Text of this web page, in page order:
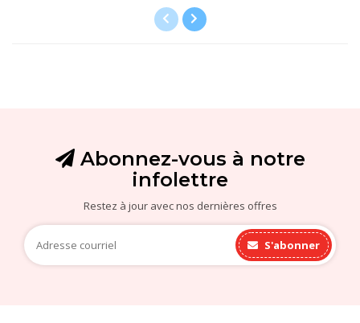
Abonnez-vous à notre
infolettre
Restez à jour avec nos dernières offres
S'abonner